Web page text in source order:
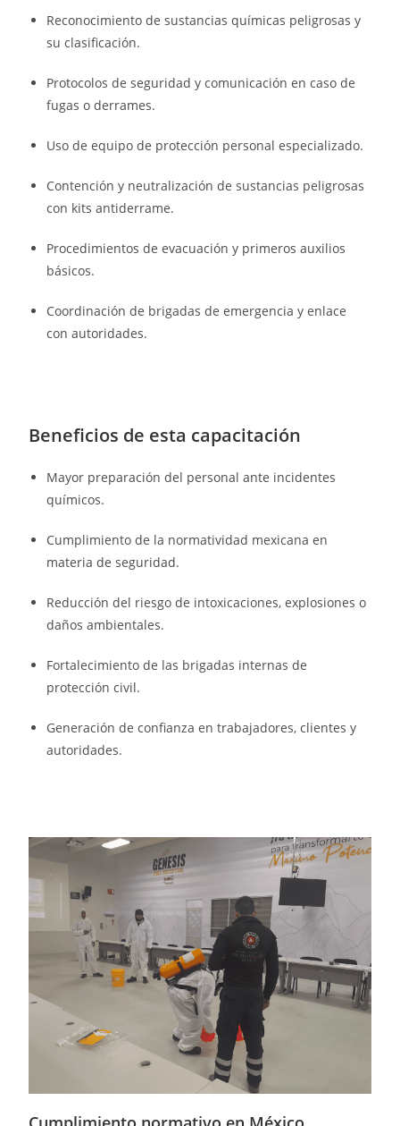
Reconocimiento de sustancias químicas peligrosas y
su clasificación.
Protocolos de seguridad y comunicación en caso de
fugas o derrames.
Uso de equipo de protección personal especializado.
Contención y neutralización de sustancias peligrosas
con kits antiderrame.
Procedimientos de evacuación y primeros auxilios
básicos.
Coordinación de brigadas de emergencia y enlace
con autoridades.
Beneficios de esta capacitación
Mayor preparación del personal ante incidentes
químicos.
Cumplimiento de la normatividad mexicana en
materia de seguridad.
Reducción del riesgo de intoxicaciones, explosiones o
daños ambientales.
Fortalecimiento de las brigadas internas de
protección civil.
Generación de confianza en trabajadores, clientes y
autoridades.